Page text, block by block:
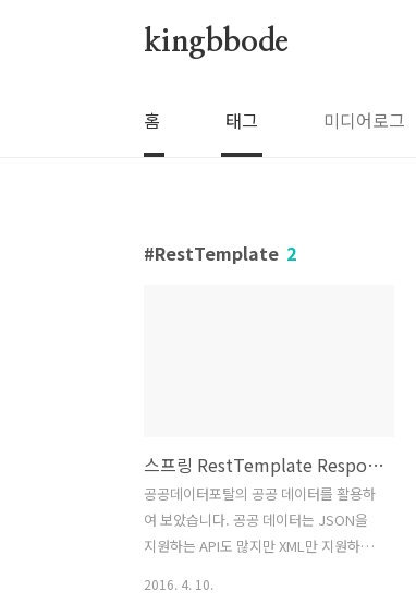
kingbbode
홈 태그 미디어로그
RestTemplate 2
스프링 RestTemplate Response XML
공공데이터포탈의 공공 데이터를 활용하
여 보았습니다. 공공 데이터는 JSON을
지원하는 API도 많지만 XML만 지원하는
2016. 4. 10.